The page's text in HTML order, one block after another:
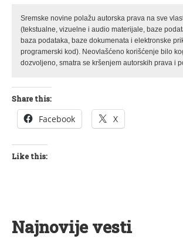
Sremske novine polažu autorska prava na sve
(tekstualne, vizuelne i audio materijale, baze
baza podataka, baze dokumenata i elektronske
programerski kod). Neovlašćeno korišćenje bilo
dozvoljeno, smatra se kršenjem autorskih prava i
Share this:
Facebook X
Like this:
Najnovije vesti